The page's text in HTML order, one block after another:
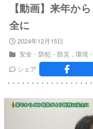
【動画】来年か
全に
2024年12月15日
安全・防犯・防災
環境
シェア